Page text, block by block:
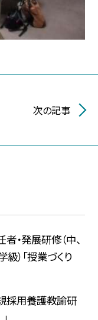
次の記事
・発展研修（中、
級）「授業づくり
採用養護教諭研